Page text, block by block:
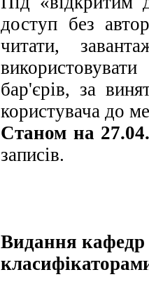
доступ без
читати,
бар'єрів, за
користувача до
Станом на
записів.
Видання кафедр